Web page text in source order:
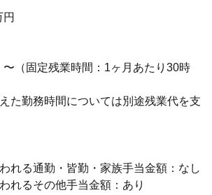
〜（固定残業時間：1ヶ月あたり30時
た勤務時間については別途残業代を支
れる通勤・皆勤・家族手当金額：なし
れるその他手当金額：あり